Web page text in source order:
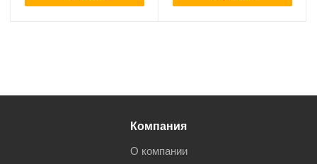
Компания
О компании